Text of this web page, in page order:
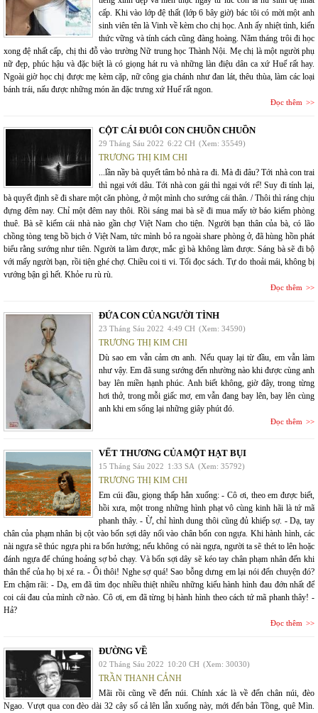
cấp. Khi vào lớp đệ thất (lớp 6 bây giờ) bác tôi có mời một anh
sinh viên tên là Vinh về kèm cho chị học. Anh ấy nhiệt tình, kiến
thức vững và tính cách cũng đàng hoàng. Năm tháng trôi đi học
xong đệ nhất cấp, chị thi đỗ vào trường Nữ trung học Thành Nội. Mẹ chị là một người phụ
nữ đẹp, phúc hậu và đặc biệt là có giọng hát ru và những làn điệu dân ca xứ Huế rất hay.
Ngoài giờ học chị được mẹ kèm cặp, nữ công gia chánh như đan lát, thêu thùa, làm các loại
bánh trái, nấu được những món ăn đặc trưng xứ Huế rất ngon.
Đọc thêm
CỘT CÁI ĐUÔI CON CHUỒN CHUỒN
29 Tháng Sáu 2022 6:22 CH (Xem: 35549)
TRƯƠNG THỊ KIM CHI
...lần nầy bà quyết tâm bỏ nhà ra đi. Mà đi đâu? Tới nhà con trai
thì ngại với dâu. Tới nhà con gái thì ngại với rể! Suy đi tính lại,
bà quyết định sẽ đi share một căn phòng, ở một mình cho sướng cái thân. / Thôi thì ráng chịu
đựng đêm nay. Chỉ một đêm nay thôi. Rồi sáng mai bà sẽ đi mua mấy tờ báo kiếm phòng
thuê. Bà sẽ kiếm cái nhà nào gần chợ Việt Nam cho tiện. Người bạn thân của bà, có lão
chồng tòng teng bồ bịch ở Việt Nam, tức mình bỏ ra ngoài share phòng ở, đã hùng hồn phát
biểu rằng sướng như tiên. Người ta làm được, mắc gì bà không làm được. Sáng bà sẽ đi bộ
với mấy người bạn, rồi tiện ghé chợ. Chiều coi ti vi. Tối đọc sách. Tự do thoải mái, không bị
vướng bận gì hết. Khỏe ru rù rù.
Đọc thêm
ĐỨA CON CỦA NGƯỜI TÌNH
23 Tháng Sáu 2022 4:49 CH (Xem: 34590)
TRƯƠNG THỊ KIM CHI
Dù sao em vẫn cảm ơn anh. Nếu quay lại từ đầu, em vẫn làm
như vậy. Em đã sung sướng đến nhường nào khi được cùng anh
bay lên miền hạnh phúc. Anh biết không, giờ đây, trong từng
hơi thở, trong mỗi giấc mơ, em vẫn đang bay lên, bay lên cùng
anh khi em sống lại những giây phút đó.
Đọc thêm
VẾT THƯƠNG CỦA MỘT HẠT BỤI
15 Tháng Sáu 2022 1:33 SA (Xem: 35792)
TRƯƠNG THỊ KIM CHI
Em cúi đầu, giọng thấp hẳn xuống: - Cô ơi, theo em được biết,
hồi xưa, một trong những hình phạt vô cùng kinh hãi là tứ mã
phanh thây. - Ừ, chỉ hình dung thôi cũng đủ khiếp sợ. - Dạ, tay
chân của phạm nhân bị cột vào bốn sợi dây nối vào chân bốn con ngựa. Khi hành hình, các
nài ngựa sẽ thúc ngựa phi ra bốn hướng; nếu không có nài ngựa, người ta sẽ thét to lên hoặc
đánh ngựa để chúng hoảng sợ bỏ chạy. Và bốn sợi dây sẽ kéo tay chân phạm nhân đến khi
thân thể của họ bị xé ra. - Ôi thôi! Nghe sợ quá! Sao bỗng dưng em lại nói đến chuyện đó?
Em chậm rãi: - Dạ, em đã tìm đọc nhiều thiệt nhiều những kiểu hành hình đau đớn nhất để
coi cái đau của mình cỡ nào. Cô ơi, em đã từng bị hành hình theo cách tứ mã phanh thây! -
Hả?
Đọc thêm
ĐƯỜNG VỀ
02 Tháng Sáu 2022 10:20 CH (Xem: 30030)
TRẦN THANH CẢNH
Mãi rồi cũng về đến núi. Chính xác là về đến chân núi, đèo
Ngao. Vượt qua con đèo dài 32 cây số cả lên lẫn xuống này, mới đến bản Tồng, quê Mìn.